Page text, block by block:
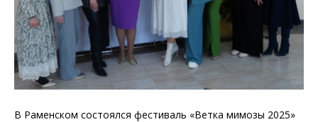
В Раменском состоялся фестиваль «Ветка мимозы 2025»